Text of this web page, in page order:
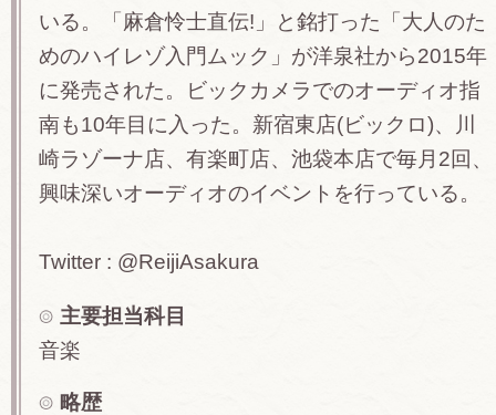
いる。「麻倉怜士直伝!」と銘打った「大人のた
めのハイレゾ入門ムック」が洋泉社から2015年
に発売された。ビックカメラでのオーディオ指
南も10年目に入った。新宿東店(ビックロ)、川
崎ラゾーナ店、有楽町店、池袋本店で毎月2回、
興味深いオーディオのイベントを行っている。
Twitter : @ReijiAsakura
主要担当科目
音楽
略歴